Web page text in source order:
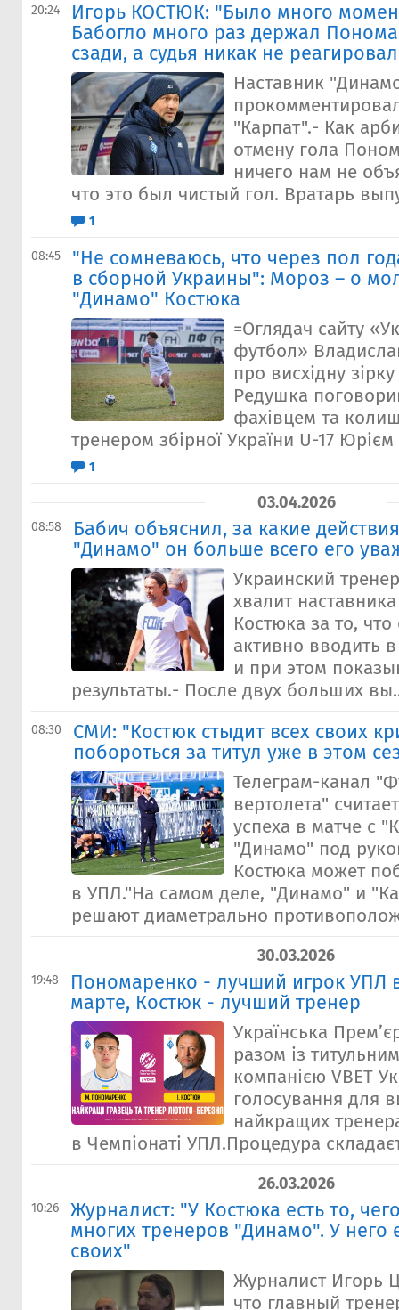
20:24
Игорь КОСТЮК: "Было много
Бабогло много раз держал
сзади, а судья никак не
Наставник
"Карпат".- Как
отмену гола
ничего нам не
что это был чистый гол. Вратарь
1
08:45
"Не сомневаюсь, что через пол
в сборной Украины": Мороз – о
"Динамо" Костюка
=Оглядач сайту
футбол»
про висхідну
Редушка
фахівцем та
тренером збірної України U-17
1
03.04.2026
08:58
Бабич объяснил, за какие
"Динамо" он больше всего его
Украинский
хвалит
Костюка за то,
активно вводить
и при этом
результаты.- После двух больших
08:30
СМИ: "Костюк стыдит всех своих
побороться за титул уже в этом
Телеграм-канал
вертолета"
успеха в матче с
"Динамо" под
Костюка может
в УПЛ."На самом деле, "Динамо" и
решают диаметрально
30.03.2026
19:48
Пономаренко - лучший игрок УПЛ
марте, Костюк - лучший тренер
Українська
разом із
компанією VBET
голосування для
найкращих
в Чемпіонаті УПЛ.Процедура
26.03.2026
10:26
Журналист: "У Костюка есть то,
многих тренеров "Динамо". У него
своих"
Журналист Игорь
что главный